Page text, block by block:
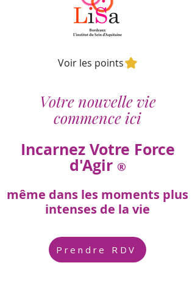
Voir les points
Votre nouvelle vie
commence ici
Incarnez Votre Force
d'Agir ®
même dans les moments plus
intenses de la vie
Prendre RDV